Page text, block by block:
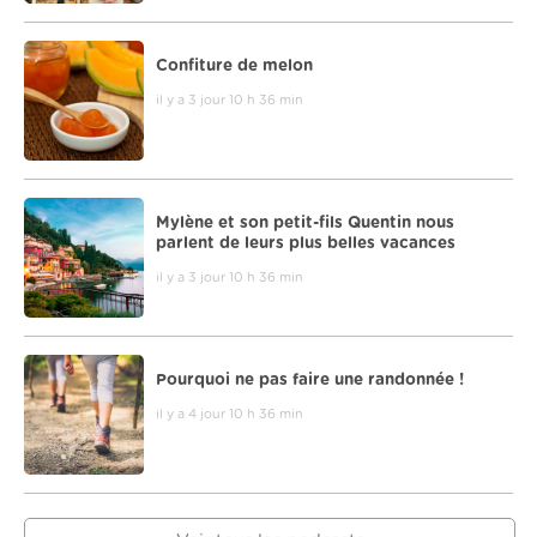
Confiture de melon
il y a 3 jour 10 h 36 min
Mylène et son petit-fils Quentin nous
parlent de leurs plus belles vacances
il y a 3 jour 10 h 36 min
Pourquoi ne pas faire une randonnée !
il y a 4 jour 10 h 36 min